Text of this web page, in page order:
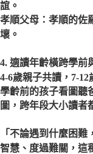
誼。
孝順父母：孝順的佐
壞。
4. 適讀年齡橫跨學前
4-6歲親子共讀，7-12
學齡前的孩子看圖聽
圖，跨年段大小讀者
「不論遇到什麼困
智慧、度過難關，這